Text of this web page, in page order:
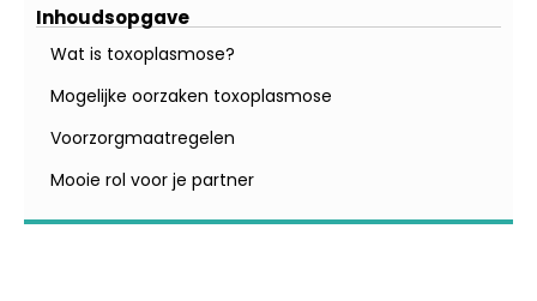
Inhoudsopgave
Wat is toxoplasmose?
Mogelijke oorzaken toxoplasmose
Voorzorgmaatregelen
Mooie rol voor je partner